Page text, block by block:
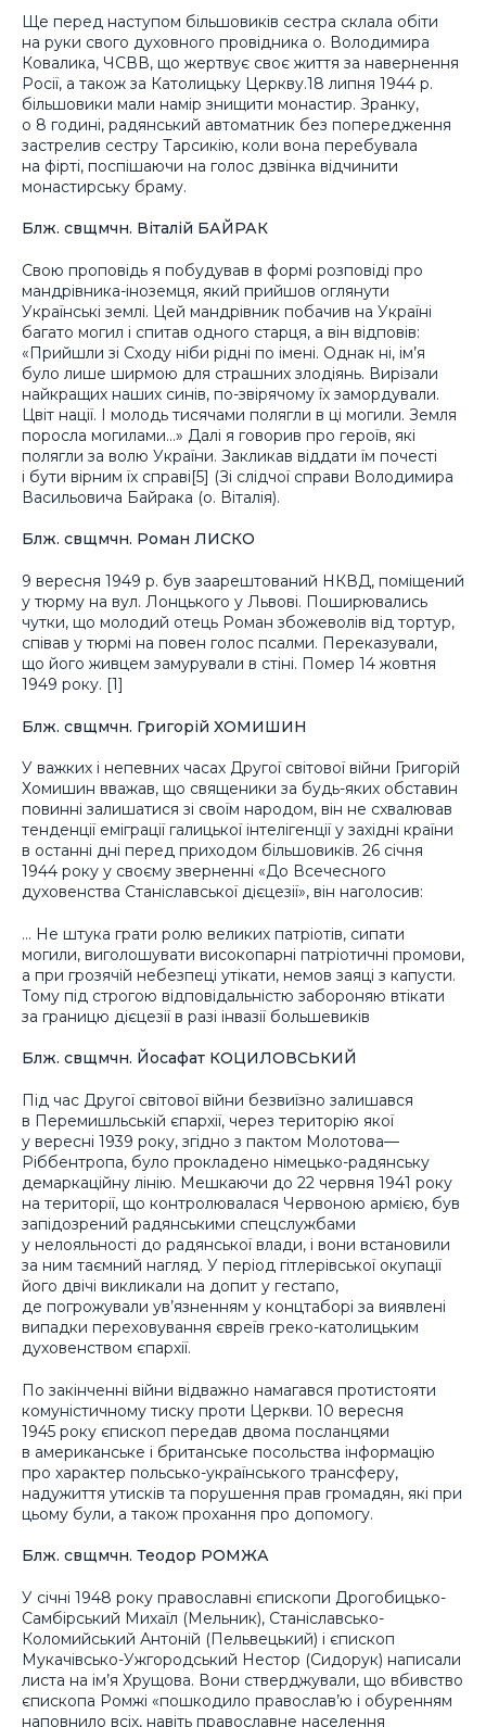
Ще перед наступом більшовиків сестра склала обіти
на руки свого духовного провідника о. Володимира
Ковалика, ЧСВВ, що жертвує своє життя за навернення
Росії, а також за Католицьку Церкву.18 липня 1944 р.
більшовики мали намір знищити монастир. Зранку,
о 8 годині, радянський автоматник без попередження
застрелив сестру Тарсикію, коли вона перебувала
на фірті, поспішаючи на голос дзвінка відчинити
монастирську браму.
Блж. свщмчн. Віталій БАЙРАК
Свою проповідь я побудував в формі розповіді про
мандрівника-іноземця, який прийшов оглянути
Українські землі. Цей мандрівник побачив на Україні
багато могил і спитав одного старця, а він відповів:
«Прийшли зі Сходу ніби рідні по імені. Однак ні, ім’я
було лише ширмою для страшних злодіянь. Вирізали
найкращих наших синів, по-звірячому їх замордували.
Цвіт нації. І молодь тисячами полягли в ці могили. Земля
поросла могилами…» Далі я говорив про героїв, які
полягли за волю України. Закликав віддати їм почесті
і бути вірним їх справі[5] (Зі слідчої справи Володимира
Васильовича Байрака (о. Віталія).
Блж. свщмчн. Роман ЛИСКО
9 вересня 1949 р. був заарештований НКВД, поміщений
у тюрму на вул. Лонцького у Львові. Поширювались
чутки, що молодий отець Роман збожеволів від тортур,
співав у тюрмі на повен голос псалми. Переказували,
що його живцем замурували в стіні. Помер 14 жовтня
1949 року. [1]
Блж. свщмчн. Григорій ХОМИШИН
У важких і непевних часах Другої світової війни Григорій
Хомишин вважав, що священики за будь-яких обставин
повинні залишатися зі своїм народом, він не схвалював
тенденції еміграції галицької інтелігенції у західні країни
в останні дні перед приходом більшовиків. 26 січня
1944 року у своєму зверненні «До Всечесного
духовенства Станіславської дієцезії», він наголосив:
… Не штука грати ролю великих патріотів, сипати
могили, виголошувати високопарні патріотичні промови,
а при грозячій небезпеці утікати, немов заяці з капусти.
Тому під строгою відповідальністю забороняю втікати
за границю дієцезії в разі інвазії большевиків
Блж. свщмчн. Йосафат КОЦИЛОВСЬКИЙ
Під час Другої світової війни безвиїзно залишався
в Перемишльській єпархії, через територію якої
у вересні 1939 року, згідно з пактом Молотова—
Ріббентропа, було прокладено німецько-радянську
демаркаційну лінію. Мешкаючи до 22 червня 1941 року
на території, що контролювалася Червоною армією, був
запідозрений радянськими спецслужбами
у нелояльності до радянської влади, і вони встановили
за ним таємний нагляд. У період гітлерівської окупації
його двічі викликали на допит у гестапо,
де погрожували ув’язненням у концтаборі за виявлені
випадки переховування євреїв греко-католицьким
духовенством єпархії.
По закінченні війни відважно намагався протистояти
комуністичному тиску проти Церкви. 10 вересня
1945 року єпископ передав двома посланцями
в американське і британське посольства інформацію
про характер польсько-українського трансферу,
надужиття утисків та порушення прав громадян, які при
цьому були, а також прохання про допомогу.
Блж. свщмчн. Теодор РОМЖА
У січні 1948 року православні єпископи Дрогобицько-
Самбірський Михаїл (Мельник), Станіславсько-
Коломийський Антоній (Пельвецький) і єпископ
Мукачівсько-Ужгородський Нестор (Сидорук) написали
листа на ім’я Хрущова. Вони стверджували, що вбивство
єпископа Ромжі «пошкодило православ’ю і обуренням
наповнило всіх, навіть православне населення